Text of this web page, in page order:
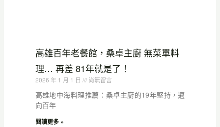
高雄百年老餐館，桑卓主廚 無菜單料
理… 再差 81年就是了！
2026 年 1 月 1 日 尚無留言
高雄地中海料理推薦：桑卓主廚的19年堅持，邁
向百年
閱讀更多 »